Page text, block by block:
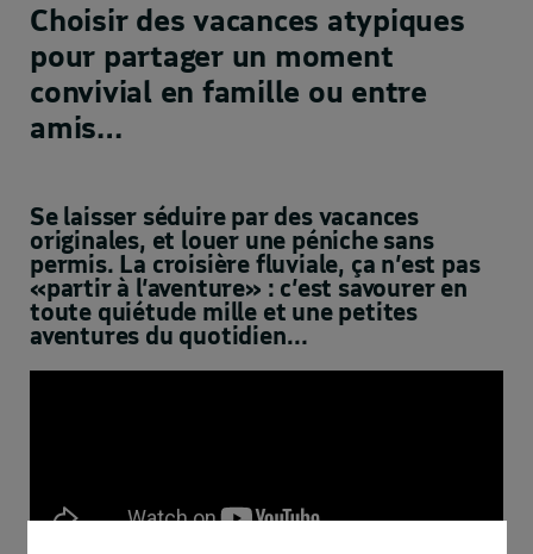
Choisir des vacances atypiques
pour partager un moment
convivial en famille ou entre
amis…
Se laisser séduire par des vacances
originales, et louer une péniche sans
permis. La croisière fluviale, ça n’est pas
«partir à l’aventure» : c’est savourer en
toute quiétude mille et une petites
aventures du quotidien…